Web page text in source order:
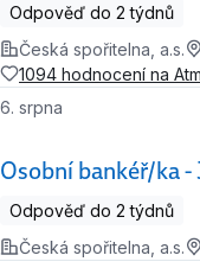
Odpověď do 2 týdnů
Česká spořitelna, a.s.
1094 hodnocení na
Osobní bankéř/ka -
6. srpna
Odpověď do 2 týdnů
Česká spořitelna, a.s.